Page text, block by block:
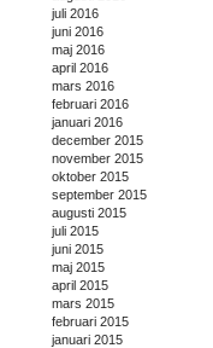
juli 2016
juni 2016
maj 2016
april 2016
mars 2016
februari 2016
januari 2016
december 2015
november 2015
oktober 2015
september 2015
augusti 2015
juli 2015
juni 2015
maj 2015
april 2015
mars 2015
februari 2015
januari 2015